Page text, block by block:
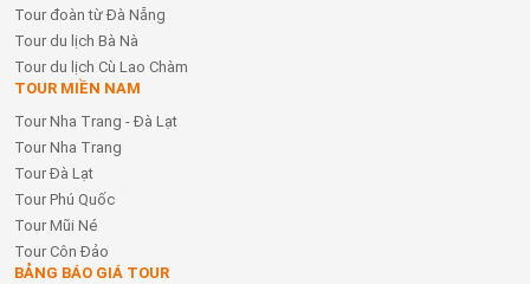
Tour đoàn từ Đà Nẵng
Tour du lịch Bà Nà
Tour du lịch Cù Lao Chàm
TOUR MIỀN NAM
Tour Nha Trang - Đà Lạt
Tour Nha Trang
Tour Đà Lạt
Tour Phú Quốc
Tour Mũi Né
Tour Côn Đảo
BẢNG BÁO GIÁ TOUR